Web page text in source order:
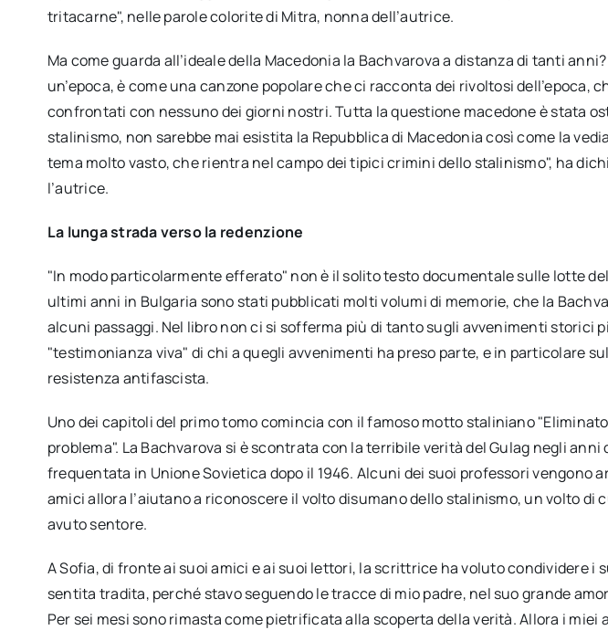
tritacarne", nelle parole colorite di Mitra, nonna dell’autrice.
Ma come guarda all’ideale della Macedonia la Bachvarova a distanza di tanti
un’epoca, è come una canzone popolare che ci racconta dei rivoltosi dell’epoca,
confrontati con nessuno dei giorni nostri. Tutta la questione macedone è stata
stalinismo, non sarebbe mai esistita la Repubblica di Macedonia così come la
tema molto vasto, che rientra nel campo dei tipici crimini dello stalinismo", ha
l’autrice.
La lunga strada verso la redenzione
"In modo particolarmente efferato" non è il solito testo documentale sulle lotte
ultimi anni in Bulgaria sono stati pubblicati molti volumi di memorie, che la
alcuni passaggi. Nel libro non ci si sofferma più di tanto sugli avvenimenti storici
"testimonianza viva" di chi a quegli avvenimenti ha preso parte, e in particolare
resistenza antifascista.
Uno dei capitoli del primo tomo comincia con il famoso motto staliniano
problema". La Bachvarova si è scontrata con la terribile verità del Gulag negli anni
frequentata in Unione Sovietica dopo il 1946. Alcuni dei suoi professori vengono
amici allora l’aiutano a riconoscere il volto disumano dello stalinismo, un volto di
avuto sentore.
A Sofia, di fronte ai suoi amici e ai suoi lettori, la scrittrice ha voluto condividere i
sentita tradita, perché stavo seguendo le tracce di mio padre, nel suo grande
Per sei mesi sono rimasta come pietrificata alla scoperta della verità. Allora i miei